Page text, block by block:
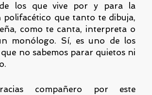
los que vive por y para la
polifacético que tanto te dibuja,
como te canta, interpreta o
monólogo. Sí, es uno de los
que no sabemos parar quietos ni
compañero por este